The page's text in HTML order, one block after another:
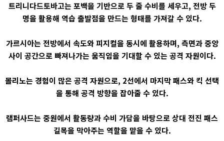
트리니다드토바고는 포백을 기반으로 두 줄 수비를 세우고, 전방 두
명을 활용해 역습 출발점을 만드는 형태를 가져갈 수 있다.
가르시아는 전방에서 속도와 피지컬을 동시에 활용하며, 측면과 중앙
사이 공간으로 빠져나가는 움직임을 기대할 수 있는 공격 자원이다.
몰리노는 경험이 많은 공격 자원으로, 2선에서 마지막 패스와 킥 선택
을 통해 공격 방향을 잡아줄 수 있다.
램퍼사드는 중원에서 활동량과 수비 가담을 바탕으로 상대 전진 패스
길목을 막아주는 역할을 맡을 수 있다.